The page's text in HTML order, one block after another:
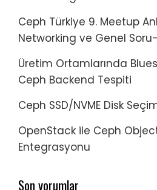
Ceph Türkiye 9. Meetup
Networking ve Genel
Üretim Ortamlarında
Ceph Backend Tespiti
Ceph SSD/NVME Disk
OpenStack ile Ceph
Entegrasyonu
Son yorumlar